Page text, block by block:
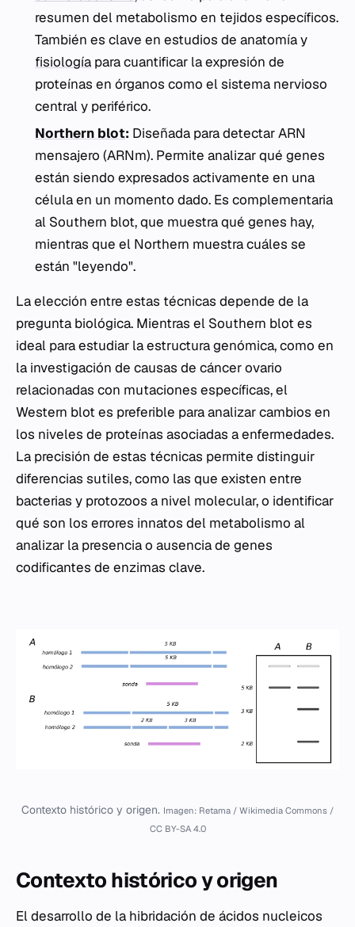
resumen del metabolismo en tejidos específicos.
También es clave en estudios de anatomía y
fisiología para cuantificar la expresión de
proteínas en órganos como el sistema nervioso
central y periférico.
Northern blot: Diseñada para detectar ARN
mensajero (ARNm). Permite analizar qué genes
están siendo expresados activamente en una
célula en un momento dado. Es complementaria
al Southern blot, que muestra qué genes hay,
mientras que el Northern muestra cuáles se
están "leyendo".
La elección entre estas técnicas depende de la
pregunta biológica. Mientras el Southern blot es
ideal para estudiar la estructura genómica, como en
la investigación de causas de cáncer ovario
relacionadas con mutaciones específicas, el
Western blot es preferible para analizar cambios en
los niveles de proteínas asociadas a enfermedades.
La precisión de estas técnicas permite distinguir
diferencias sutiles, como las que existen entre
bacterias y protozoos a nivel molecular, o identificar
qué son los errores innatos del metabolismo al
analizar la presencia o ausencia de genes
codificantes de enzimas clave.
Contexto histórico y origen. Imagen: Retama / Wikimedia Commons /
CC BY-SA 4.0
Contexto histórico y origen
El desarrollo de la hibridación de ácidos nucleicos